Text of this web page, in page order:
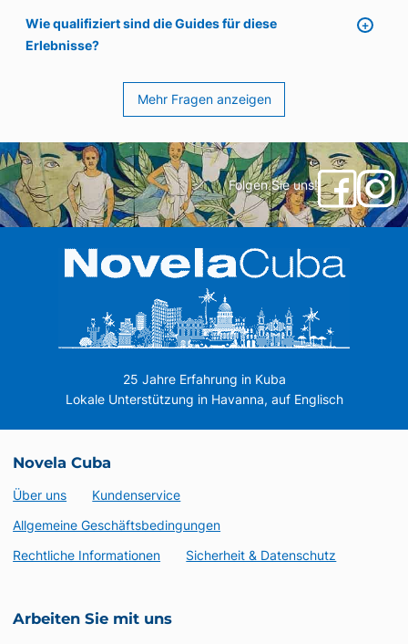
Wie qualifiziert sind die Guides für diese
Erlebnisse?
Mehr Fragen anzeigen
Folgen Sie uns!
25 Jahre Erfahrung in Kuba
Lokale Unterstützung in Havanna, auf Englisch
Novela Cuba
Über uns
Kundenservice
Allgemeine Geschäftsbedingungen
Rechtliche Informationen
Sicherheit & Datenschutz
Arbeiten Sie mit uns